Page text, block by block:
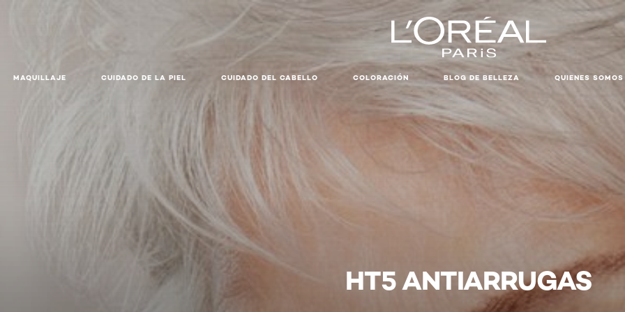
MAQUILLAJE CUIDADO DE LA PIEL CUIDADO DEL CABELLO COLORACIÓN BLOG DE BELLEZA QUIENES SOMOS
HT5 ANTIARRUGAS